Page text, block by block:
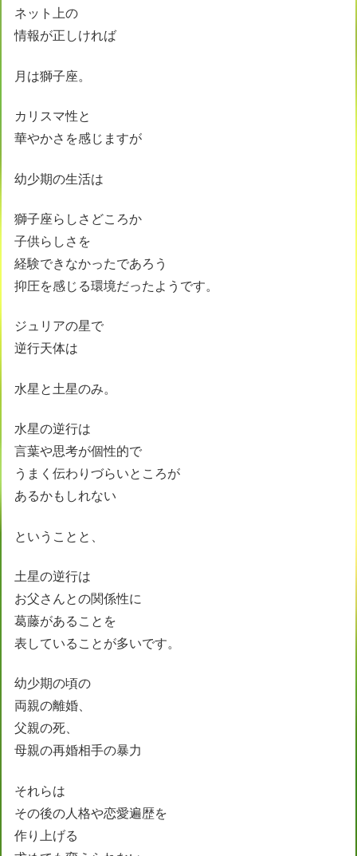
ネット上の
情報が正しければ
月は獅子座。
カリスマ性と
華やかさを感じますが
幼少期の生活は
獅子座らしさどころか
子供らしさを
経験できなかったであろう
抑圧を感じる環境だったようです。
ジュリアの星で
逆行天体は
水星と土星のみ。
水星の逆行は
言葉や思考が個性的で
うまく伝わりづらいところが
あるかもしれない
ということと、
土星の逆行は
お父さんとの関係性に
葛藤があることを
表していることが多いです。
幼少期の頃の
両親の離婚、
父親の死、
母親の再婚相手の暴力
それらは
その後の人格や恋愛遍歴を
作り上げる